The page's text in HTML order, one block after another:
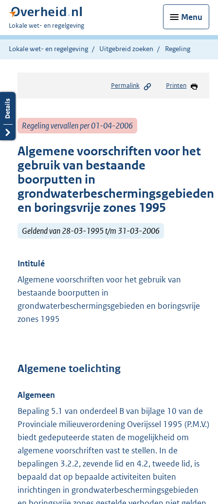
Menu
U
bent
hier:
Lokale wet- en regelgeving
Lokale wet- en regelgeving Uitgebreid zoeken Regeling
Permalink Printen
Regeling vervallen per 01-04-2006
Algemene voorschriften voor het
gebruik van bestaande
boorputten in
grondwaterbeschermingsgebieden
en boringsvrije zones 1995
Geldend van 28-03-1995 t/m 31-03-2006
Intitulé
Algemene voorschriften voor het gebruik van
bestaande boorputten in
grondwaterbeschermingsgebieden en boringsvrije
zones 1995
Algemene toelichting
Algemeen
Bepaling 5.1 van onderdeel B van bijlage 10 van de
Provinciale milieuverordening Overijssel 1995 (P.M.V.)
biedt gedeputeerde staten de mogelijkheid om
algemene voorschriften vast te stellen. In de
bepalingen 3.2.2, zevende lid en 4.2, tweede lid, is
bepaald dat op bepaalde activiteiten buiten
inrichtingen in grondwaterbeschermingsgebieden